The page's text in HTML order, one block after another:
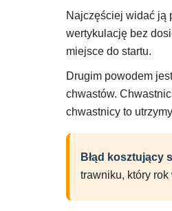
Najczęściej widać ją
wertykulację bez
miejsce do startu.
Drugim powodem
chwastów.
chwastnicy to
Błąd kosztujący
trawniku, który rok